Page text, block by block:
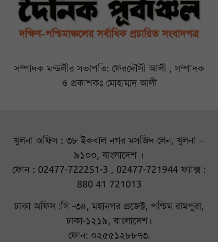
সম্পাদক মন্ডলীর সভাপতি: ফেরদৌসী আলী , সম্পাদক
ও প্রকাশকঃ মোহাম্মদ আলী
খুলনা অফিস : ৩৮ ইকবাল নগর মসজিদ লেন, খুলনা –
৯১০০, বাংলাদেশ ।
ফোন : 02477-722251-3 , 02477-721944 ফ্যাক্স :
880 41 721013
ঢাকা অফিস :সি -৩৪, মহানগর প্রজেক্ট, পশ্চিম রামপুরা,
ঢাকা-১২১৯, বাংলাদেশ।
ফোন: ০২৫৫১২৮৮৭৩.